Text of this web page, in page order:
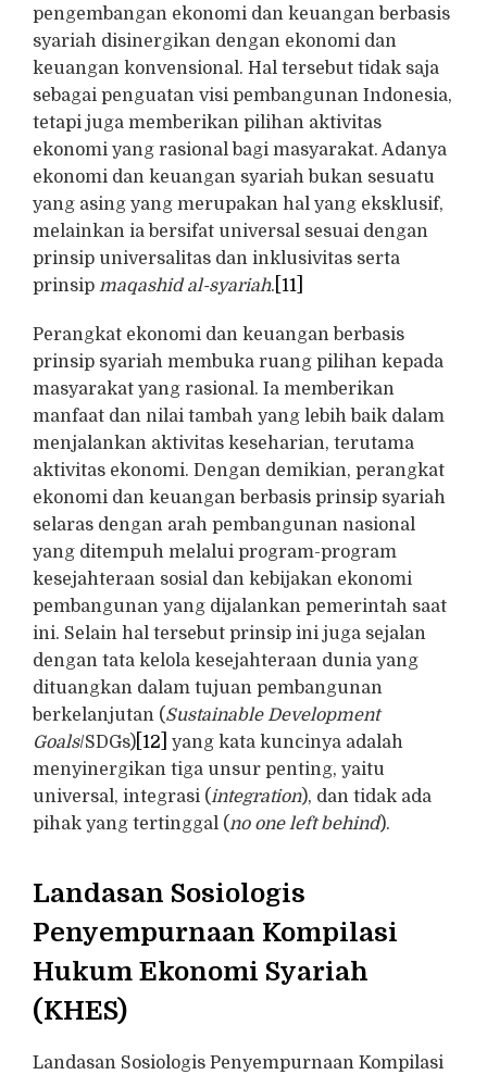
pengembangan ekonomi dan keuangan berbasis
syariah disinergikan dengan ekonomi dan
keuangan konvensional. Hal tersebut tidak saja
sebagai penguatan visi pembangunan Indonesia,
tetapi juga memberikan pilihan aktivitas
ekonomi yang rasional bagi masyarakat. Adanya
ekonomi dan keuangan syariah bukan sesuatu
yang asing yang merupakan hal yang eksklusif,
melainkan ia bersifat universal sesuai dengan
prinsip universalitas dan inklusivitas serta
prinsip maqashid al-syariah. [11]
Perangkat ekonomi dan keuangan berbasis
prinsip syariah membuka ruang pilihan kepada
masyarakat yang rasional. Ia memberikan
manfaat dan nilai tambah yang lebih baik dalam
menjalankan aktivitas keseharian, terutama
aktivitas ekonomi. Dengan demikian, perangkat
ekonomi dan keuangan berbasis prinsip syariah
selaras dengan arah pembangunan nasional
yang ditempuh melalui program-program
kesejahteraan sosial dan kebijakan ekonomi
pembangunan yang dijalankan pemerintah saat
ini. Selain hal tersebut prinsip ini juga sejalan
dengan tata kelola kesejahteraan dunia yang
dituangkan dalam tujuan pembangunan
berkelanjutan (Sustainable Development
Goals/SDGs) [12]
yang kata kuncinya adalah
menyinergikan tiga unsur penting, yaitu
universal, integrasi (integration), dan tidak ada
pihak yang tertinggal (no one left behind).
Landasan Sosiologis
Penyempurnaan Kompilasi
Hukum Ekonomi Syariah
(KHES)
Landasan Sosiologis Penyempurnaan Kompilasi